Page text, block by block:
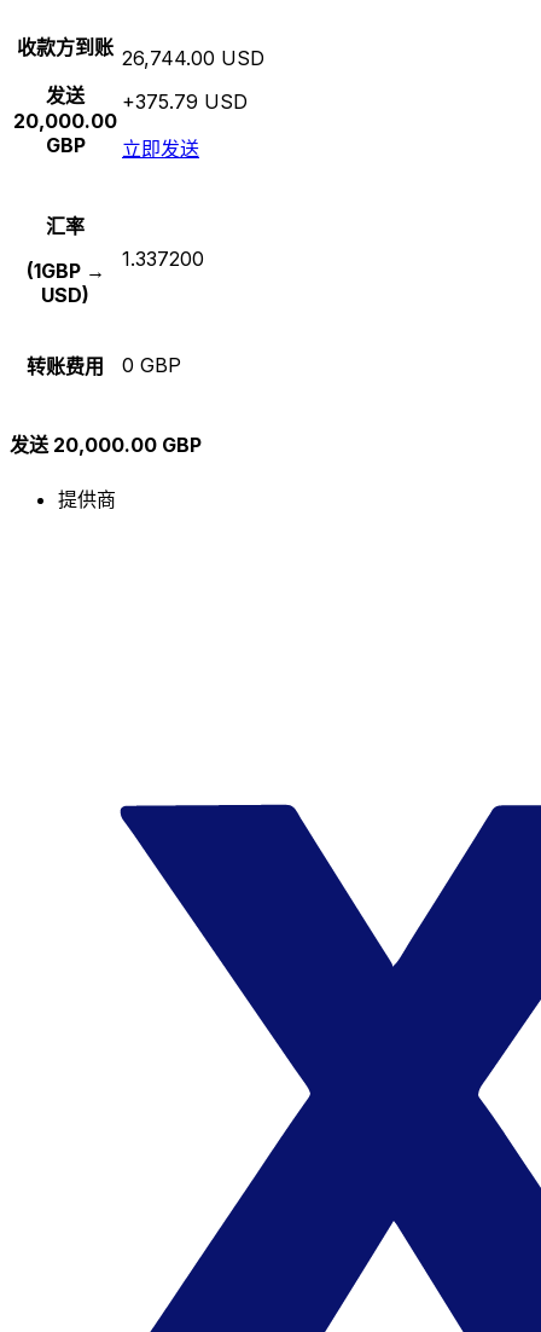
收款方到账
发送
20,000.00
GBP
26,744.00 USD
+375.79 USD
立即发送
汇率
(1GBP →
USD)
1.337200
转账费用 0 GBP
发送 20,000.00 GBP
提供商